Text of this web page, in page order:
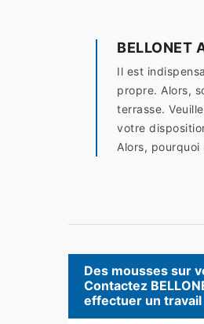
Il est
propre. Alors,
terrasse.
votre
Alors,
Des mousses sur
Contactez
effectuer un